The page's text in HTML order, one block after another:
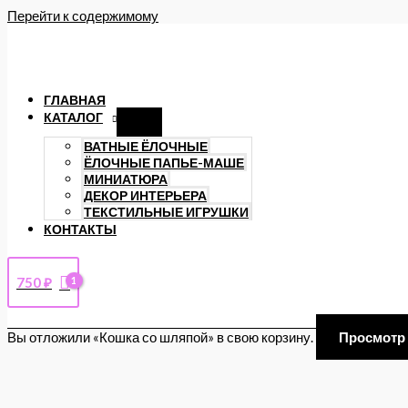
Перейти к содержимому
ГЛАВНАЯ
КАТАЛОГ
ВАТНЫЕ ЁЛОЧНЫЕ
ЁЛОЧНЫЕ ПАПЬЕ-МАШЕ
МИНИАТЮРА
ДЕКОР ИНТЕРЬЕРА
ТЕКСТИЛЬНЫЕ ИГРУШКИ
КОНТАКТЫ
750₽
Вы отложили «Кошка со шляпой» в свою корзину.